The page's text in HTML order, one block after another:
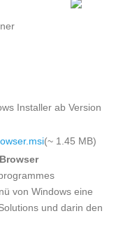
Installer ab Version
(~ 1.45 MB)
von Windows eine
und darin den